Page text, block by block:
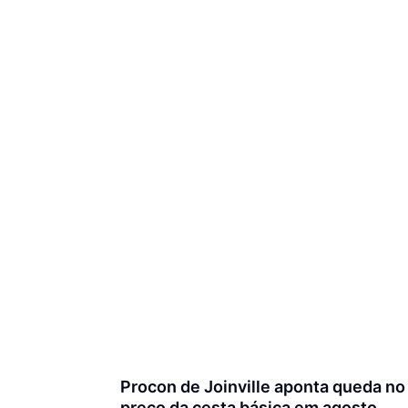
Procon de Joinville aponta queda no